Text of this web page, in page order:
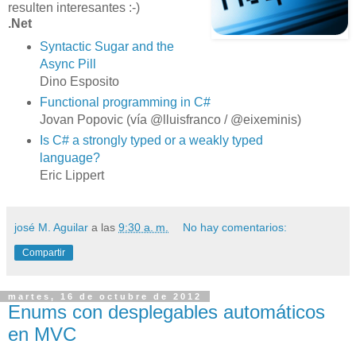
resulten interesantes :-)
.Net
Syntactic Sugar and the
Async Pill
Dino Esposito
Functional programming in C#
Jovan Popovic (vía @lluisfranco / @eixeminis)
Is C# a strongly typed or a weakly typed
language?
Eric Lippert
josé M. Aguilar a las 9:30 a. m. No hay comentarios:
Compartir
martes, 16 de octubre de 2012
Enums con desplegables automáticos
en MVC